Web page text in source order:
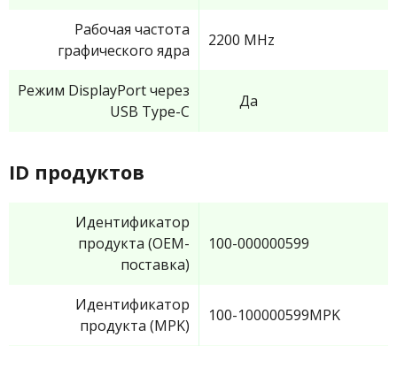
Рабочая частота
графического ядра
2200 MHz
Режим DisplayPort через
USB Type-C
Да
ID продуктов
Идентификатор
продукта (OEM-
поставка)
100-000000599
Идентификатор
продукта (MPK)
100-100000599MPK